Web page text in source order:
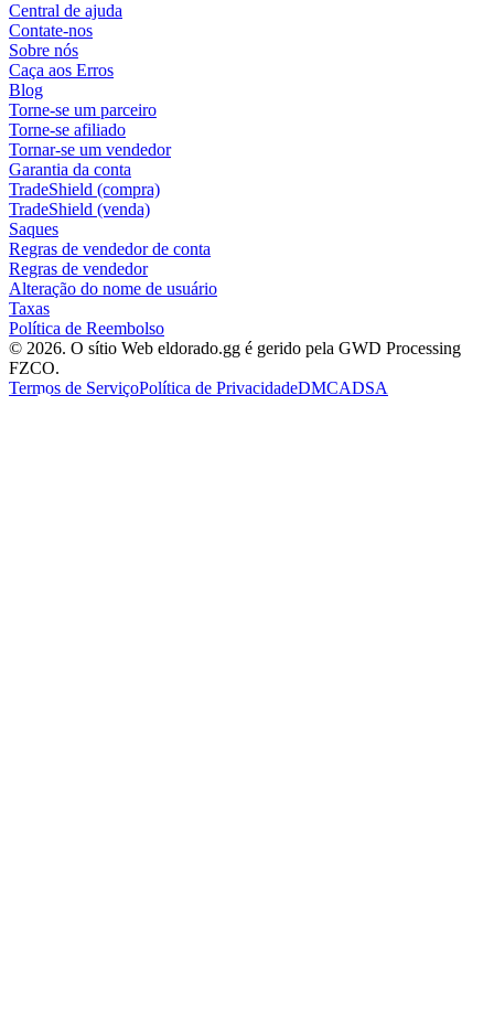
Central de ajuda
Contate-nos
Sobre nós
Caça aos Erros
Blog
Torne-se um parceiro
Torne-se afiliado
Tornar-se um vendedor
Garantia da conta
TradeShield (compra)
TradeShield (venda)
Saques
Regras de vendedor de conta
Regras de vendedor
Alteração do nome de usuário
Taxas
Política de Reembolso
© 2026. O sítio Web eldorado.gg é gerido pela GWD Processing
FZCO.
Termos de ServiçoPolítica de PrivacidadeDMCADSA